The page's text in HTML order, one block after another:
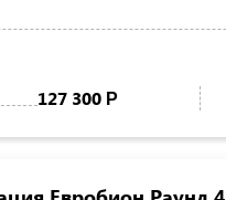
127 300 Р